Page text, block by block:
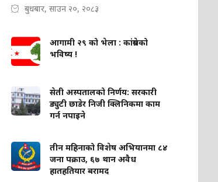
बुधबार, साउन २०, २०८३
आगामी २९ को भेला : कांग्रेसको
भविष्य !
सेती अस्पतालको निर्णय: सरकारी
ड्युटी छाडेर निजी क्लिनिकमा काम
गर्न नपाइने
तीन महिनाको विशेष अभियानमा ८४
जना पक्राउ, ६७ थान अवैध
हातहतियार बरामद